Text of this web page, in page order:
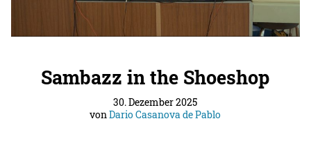
Sambazz in the Shoeshop
30. Dezember 2025
vonDario Casanova de Pablo